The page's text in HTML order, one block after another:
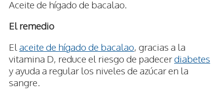
Aceite de hígado de bacalao.
El remedio
El aceite de hígado de bacalao, gracias a la
vitamina D, reduce el riesgo de padecerdiabetes
y ayuda a regular los niveles de azúcar en la
sangre.